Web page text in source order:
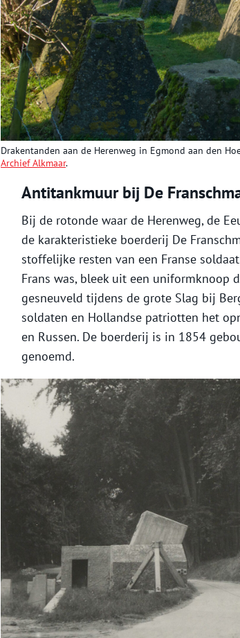
Drakentanden aan de Herenweg in Egmond aan den
Archief Alkmaar.
Antitankmuur bij De
Bij de rotonde waar de Herenweg, de
de karakteristieke boerderij De
stoffelijke resten van een Franse
Frans was, bleek uit een uniformknoop
gesneuveld tijdens de grote Slag bij
soldaten en Hollandse patriotten het
en Russen. De boerderij is in 1854
genoemd.